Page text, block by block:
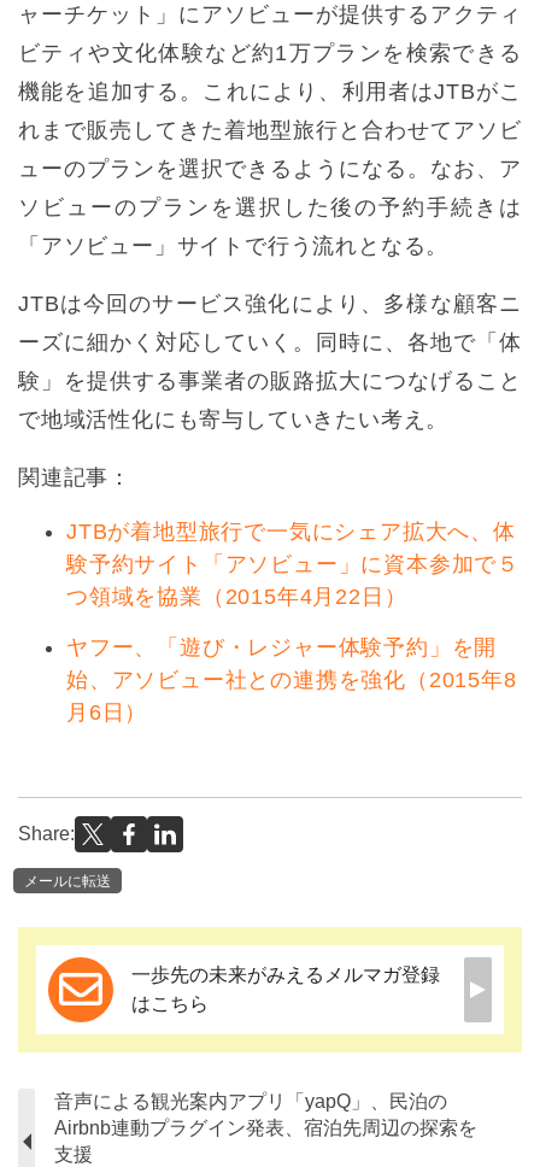
ャーチケット」にアソビューが提供するアクティ
ビティや文化体験など約1万プランを検索できる
機能を追加する。これにより、利用者はJTBがこ
れまで販売してきた着地型旅行と合わせてアソビ
ューのプランを選択できるようになる。なお、ア
ソビューのプランを選択した後の予約手続きは
「アソビュー」サイトで行う流れとなる。
JTBは今回のサービス強化により、多様な顧客ニ
ーズに細かく対応していく。同時に、各地で「体
験」を提供する事業者の販路拡大につなげること
で地域活性化にも寄与していきたい考え。
関連記事：
JTBが着地型旅行で一気にシェア拡大へ、体
験予約サイト「アソビュー」に資本参加で５
つ領域を協業（2015年4月22日）
ヤフー、「遊び・レジャー体験予約」を開
始、アソビュー社との連携を強化（2015年8
月6日）
Share:
メールに転送
一歩先の未来がみえるメルマガ登録
はこちら
音声による観光案内アプリ「yapQ」、民泊の
Airbnb連動プラグイン発表、宿泊先周辺の探索を
支援